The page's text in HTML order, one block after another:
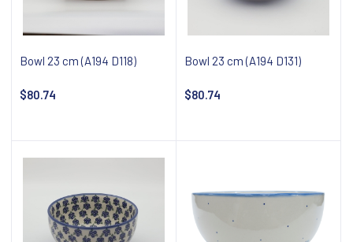
Bowl 23 cm (A194 D118)
$80.74
Bowl 23 cm (A194 D131)
$80.74